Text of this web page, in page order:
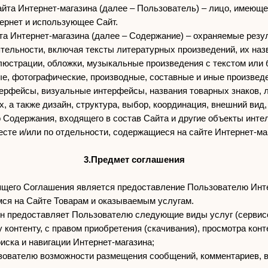
Интернет-магазина (далее – Пользователь) – лицо,
и использующее Сайт.
Интернет-магазина (далее – Содержание) – охраняемые
включая тексты литературных произведений, их
обложки, музыкальные произведения с текстом или
фотографические, производные, составные и иные
визуальные интерфейсы, названия товарных знаков,
также дизайн, структура, выбор, координация, внешний
Содержания, входящего в состав Сайта и другие объекты
и/или по отдельности, содержащиеся на сайте Интернет-
3.Предмет соглашения
Соглашения является предоставление Пользователю
на Сайте Товарам и оказываемым услугам.
предоставляет Пользователю следующие виды услуг
контенту, с правом приобретения (скачивания), просмотра
и навигации Интернет-магазина;
возможности размещения сообщений, комментариев,